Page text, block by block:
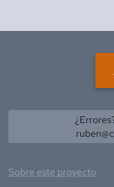
Sobre este proyecto